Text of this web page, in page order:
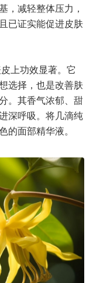
，减轻整体压力，
已证实能促进皮肤
上功效显著。它
选择，也是改善肤
。其香气浓郁、甜
深呼吸。将几滴纯
面部精华液。